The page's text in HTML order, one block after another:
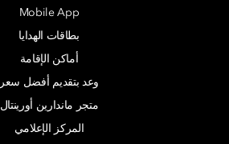
Mobile App
بطاقات الهدايا
أماكن الإقامة
وعد بتقديم أفضل سعر
متجر ماندارين أورينتال
المركز الإعلامي